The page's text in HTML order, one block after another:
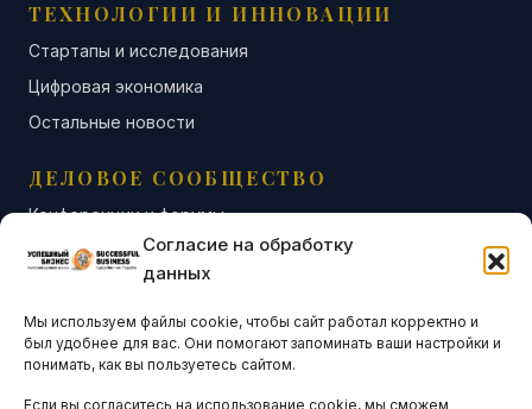
Согласие на обработку
данных
Мы используем файлы cookie, чтобы сайт работал корректно и
был удобнее для вас. Они помогают запоминать ваши настройки и
понимать, как вы пользуетесь сайтом.
Если вы согласитесь на использование cookie, мы сможем
ТЕХНОЛОГИИ И ИННОВАЦИИ
Стартапы и исследования
Цифровая экономика
Остальные новости
ДЕЛОВОЕ СООБЩЕСТВО
Конференции и форумы
Бизнес-клубы и ассоциации
Остальные новости
АНАЛИТИКА И СТАТИСТИКА